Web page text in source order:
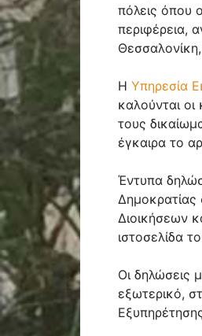
πόλεις όπου
περιφέρεια,
Η Υπηρεσία
καλούνται οι
τους
έγκαιρα το
Έντυπα
Διοικήσεων
ιστοσελίδα
Οι δηλώσεις
εξωτερικό,